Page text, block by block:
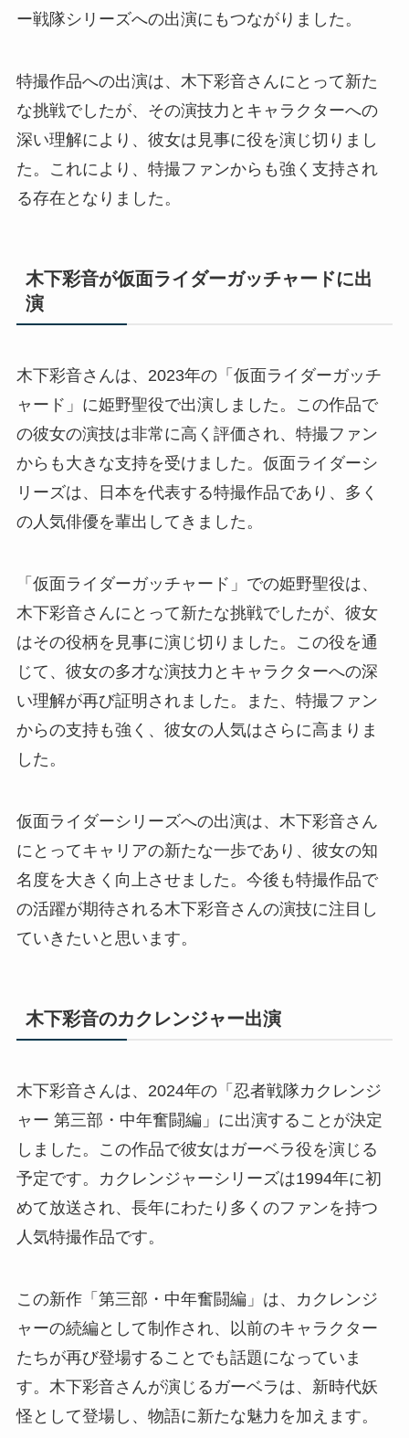
ー戦隊シリーズへの出演にもつながりました。
特撮作品への出演は、木下彩音さんにとって新た
な挑戦でしたが、その演技力とキャラクターへの
深い理解により、彼女は見事に役を演じ切りまし
た。これにより、特撮ファンからも強く支持され
る存在となりました。
木下彩音が仮面ライダーガッチャードに出
演
木下彩音さんは、2023年の「仮面ライダーガッチ
ャード」に姫野聖役で出演しました。この作品で
の彼女の演技は非常に高く評価され、特撮ファン
からも大きな支持を受けました。仮面ライダーシ
リーズは、日本を代表する特撮作品であり、多く
の人気俳優を輩出してきました。
「仮面ライダーガッチャード」での姫野聖役は、
木下彩音さんにとって新たな挑戦でしたが、彼女
はその役柄を見事に演じ切りました。この役を通
じて、彼女の多才な演技力とキャラクターへの深
い理解が再び証明されました。また、特撮ファン
からの支持も強く、彼女の人気はさらに高まりま
した。
仮面ライダーシリーズへの出演は、木下彩音さん
にとってキャリアの新たな一歩であり、彼女の知
名度を大きく向上させました。今後も特撮作品で
の活躍が期待される木下彩音さんの演技に注目し
ていきたいと思います。
木下彩音のカクレンジャー出演
木下彩音さんは、2024年の「忍者戦隊カクレンジ
ャー 第三部・中年奮闘編」に出演することが決定
しました。この作品で彼女はガーベラ役を演じる
予定です。カクレンジャーシリーズは1994年に初
めて放送され、長年にわたり多くのファンを持つ
人気特撮作品です。
この新作「第三部・中年奮闘編」は、カクレンジ
ャーの続編として制作され、以前のキャラクター
たちが再び登場することでも話題になっていま
す。木下彩音さんが演じるガーベラは、新時代妖
怪として登場し、物語に新たな魅力を加えます。